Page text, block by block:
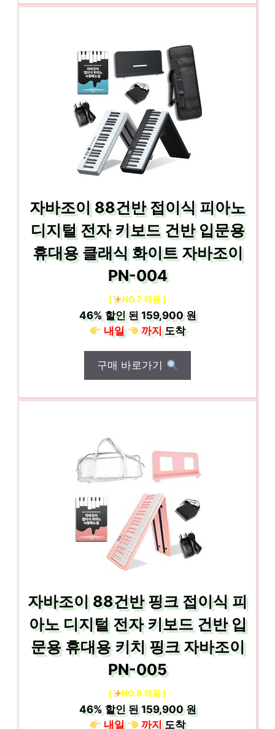
자바조이 88건반 접이식 피아노
디지털 전자 키보드 건반 입문용
휴대용 클래식 화이트 자바조이
PN-004
[ NO.7 제품 ]
46%할인 된159,900 원
내일
까지도착
구매 바로가기
자바조이 88건반 핑크 접이식 피
아노 디지털 전자 키보드 건반 입
문용 휴대용 키치 핑크 자바조이
PN-005
[ NO.8 제품 ]
46%할인 된159,900 원
내일
까지도착